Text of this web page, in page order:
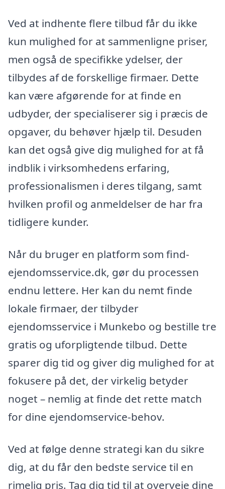
Ved at indhente flere tilbud får du ikke
kun mulighed for at sammenligne priser,
men også de specifikke ydelser, der
tilbydes af de forskellige firmaer. Dette
kan være afgørende for at finde en
udbyder, der specialiserer sig i præcis de
opgaver, du behøver hjælp til. Desuden
kan det også give dig mulighed for at få
indblik i virksomhedens erfaring,
professionalismen i deres tilgang, samt
hvilken profil og anmeldelser de har fra
tidligere kunder.
Når du bruger en platform som find-
ejendomsservice.dk, gør du processen
endnu lettere. Her kan du nemt finde
lokale firmaer, der tilbyder
ejendomsservice i Munkebo og bestille tre
gratis og uforpligtende tilbud. Dette
sparer dig tid og giver dig mulighed for at
fokusere på det, der virkelig betyder
noget – nemlig at finde det rette match
for dine ejendomservice-behov.
Ved at følge denne strategi kan du sikre
dig, at du får den bedste service til en
rimelig pris. Tag dig tid til at overveje dine